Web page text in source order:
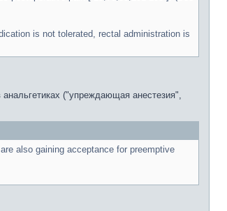
is not tolerated, rectal administration is
("упреждающая анестезия",
also gaining acceptance for preemptive